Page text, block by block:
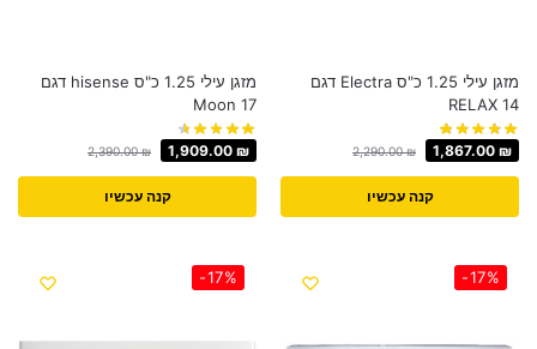
מזגן עילי 1.25 כ"ס Electra דגם
RELAX 14
2,290.00₪ 1,867.00 ₪
קנה עכשיו
מזגן עילי 1.25 כ"ס hisense דגם
Moon 17
2,390.00₪ 1,909.00 ₪
קנה עכשיו
-17%
-17%